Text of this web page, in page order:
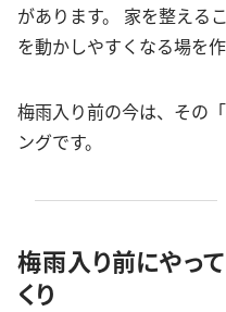
があります。 家を整える
を動かしやすくなる場を
梅雨入り前の今は、その
ングです。
梅雨入り前にやっ
くり